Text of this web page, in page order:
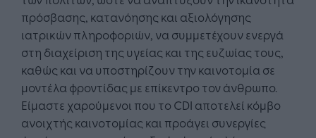
πρόσβασης, κατανόησης και αξιολόγησης
ιατρικών πληροφοριών, να συμμετέχουν ενεργά
στη διαχείριση της υγείας και της ευζωίας τους,
καθώς και να υποστηρίζουν την καινοτομία σε
μοντέλα φροντίδας με επίκεντρο τον άνθρωπο.
Είμαστε χαρούμενοι που το CDI αποτελεί κόμβο
ανοιχτής καινοτομίας και προάγει συνεργίες